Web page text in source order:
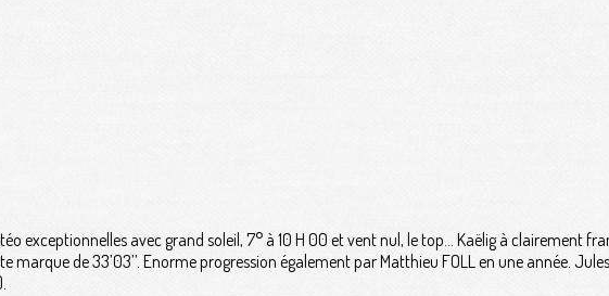
exceptionnelles avec grand soleil, 7° à 10 H 00 et vent nul, le top… Kaëlig à clairement
marque de 33’03’’. Enorme progression également par Matthieu FOLL en une année.